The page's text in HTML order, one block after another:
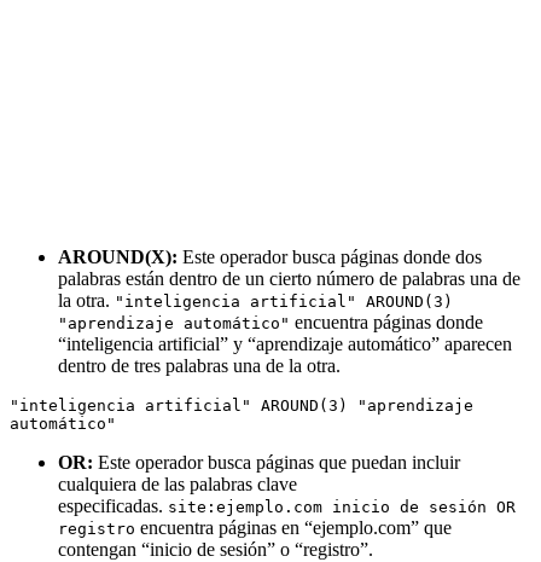
AROUND(X): Este operador busca páginas donde dos
palabras están dentro de un cierto número de palabras una de
la otra. "inteligencia artificial" AROUND(3)
"aprendizaje automático" encuentra páginas donde
“inteligencia artificial” y “aprendizaje automático” aparecen
dentro de tres palabras una de la otra.
"inteligencia artificial" AROUND(3) "aprendizaje
automático"
OR: Este operador busca páginas que puedan incluir
cualquiera de las palabras clave
especificadas. site:ejemplo.com inicio de sesión OR
registro encuentra páginas en “ejemplo.com” que
contengan “inicio de sesión” o “registro”.